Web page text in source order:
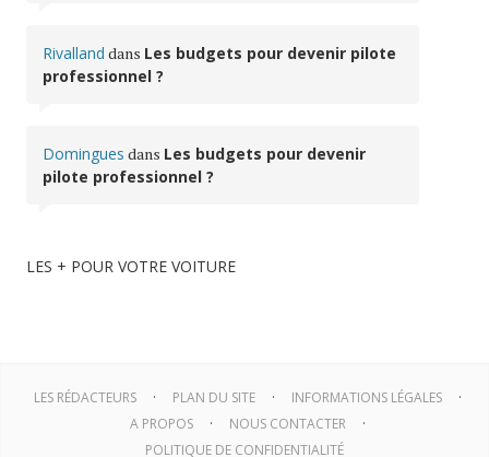
Rivalland dans Les budgets pour devenir pilote
professionnel ?
Domingues dans Les budgets pour devenir
pilote professionnel ?
LES + POUR VOTRE VOITURE
LES RÉDACTEURS PLAN DU SITE
INFORMATIONS LÉGALES
A PROPOS
NOUS CONTACTER
POLITIQUE DE CONFIDENTIALITÉ